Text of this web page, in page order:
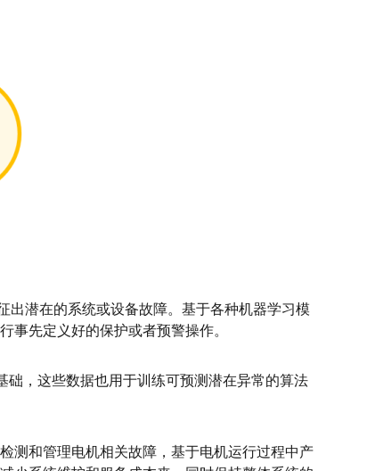
潜在的系统或设备故障。基于各种机器学习模
先定义好的保护或者预警操作。
，这些数据也用于训练可预测潜在异常的算法
测和管理电机相关故障，基于电机运行过程中产